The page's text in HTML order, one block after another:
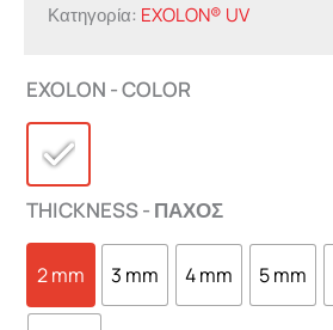
Κατηγορία: EXOLON® UV
EXOLON - COLOR
THICKNESS - ΠΑΧΟΣ
2 mm 3 mm 4 mm 5 mm